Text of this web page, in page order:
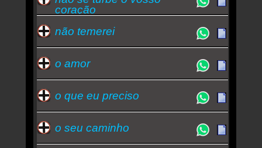
coração
não temerei
o amor
o que eu preciso
o seu caminho